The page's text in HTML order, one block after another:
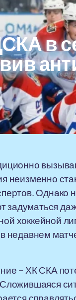
в
неизменно
хоккейной
недавнем
– ХК СКА